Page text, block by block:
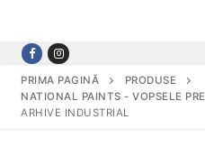
PRIMA PAGINĂ
PRODUSE
NATIONAL PAINTS - VOPSELE
ARHIVE INDUSTRIAL